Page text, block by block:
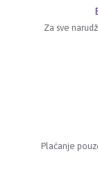
Za sve
Plaćanje